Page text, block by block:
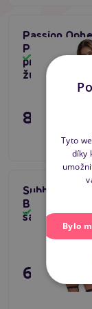
Passion
Peignoir
průsvitný
župan
Skladem
895 Kč
Subblime
Black
šaty sSkladem
695 Kč
Tyto
díky
Bylo